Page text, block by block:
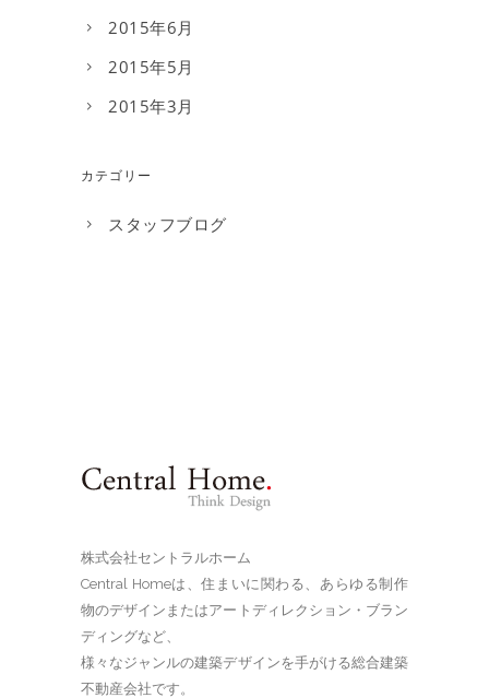
2015年6月
2015年5月
2015年3月
カテゴリー
スタッフブログ
株式会社セントラルホーム
Central Homeは、住まいに関わる、あらゆる制作
物のデザインまたはアートディレクション・ブラン
ディングなど、
様々なジャンルの建築デザインを手がける総合建築
不動産会社です。